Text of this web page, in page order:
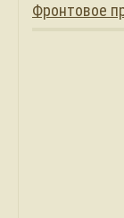
Фронтовое